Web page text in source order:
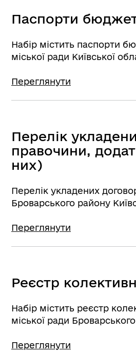
Паспорти
Набір містить паспорти
міської ради Київської
Переглянути
Перелік
правочини,
них)
Перелік укладених
Броварського району
Переглянути
Реєстр
Набір містить реєстр
міської ради
Переглянути